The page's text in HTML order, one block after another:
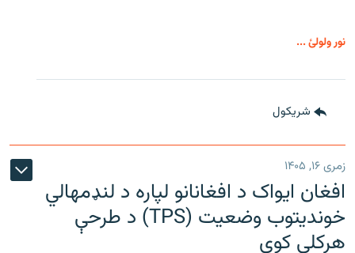
نور ولولئ ...
شريکول
زمری ۱۶, ۱۴۰۵
افغان ایواک د افغانانو لپاره د لنډمهالي
خوندیتوب وضعیت (TPS) د طرحې
هرکلی کوي